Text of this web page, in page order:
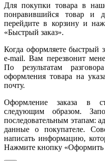
Для покупки товара в
понравившийся товар и
перейдите в корзину и
«Быстрый заказ».
Когда оформляете
e-mail. Вам перезвонит
По результатам
оформления товара на
почту.
Оформление заказа в
следующим образом.
последовательным этапам:
данные о покупателе.
написать информацию,
Нажмите кнопку «Оформить